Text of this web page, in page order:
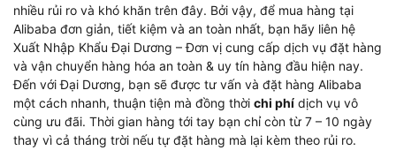
nhiều rủi ro và khó khăn trên đây. Bởi vậy, để mua hàng tại
Alibaba đơn giản, tiết kiệm và an toàn nhất, bạn hãy liên hệ
Xuất Nhập Khẩu Đại Dương – Đơn vị cung cấp dịch vụ đặt hàng
và vận chuyển hàng hóa an toàn & uy tín hàng đầu hiện nay.
Đến với Đại Dương, bạn sẽ được tư vấn và đặt hàng Alibaba
một cách nhanh, thuận tiện mà đồng thời chi phí dịch vụ vô
cùng ưu đãi. Thời gian hàng tới tay bạn chỉ còn từ 7 – 10 ngày
thay vì cả tháng trời nếu tự đặt hàng mà lại kèm theo rủi ro.